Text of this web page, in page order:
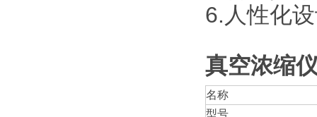
6.人性化
真空浓缩
名称
型号